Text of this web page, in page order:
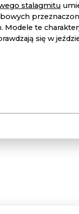
stalagmitu
Modele te
się w